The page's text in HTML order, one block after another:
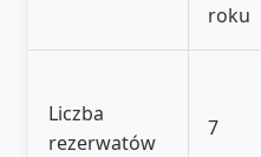
roku
Liczba
rezerwatów
7